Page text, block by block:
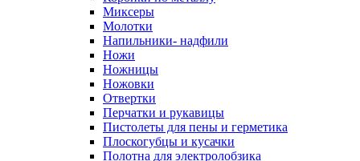
Миксеры
Молотки
Напильники- надфили
Ножи
Ножницы
Ножовки
Отвертки
Перчатки и рукавицы
Пистолеты для пены и герметика
Плоскогубцы и кусачки
Полотна для электролобзика